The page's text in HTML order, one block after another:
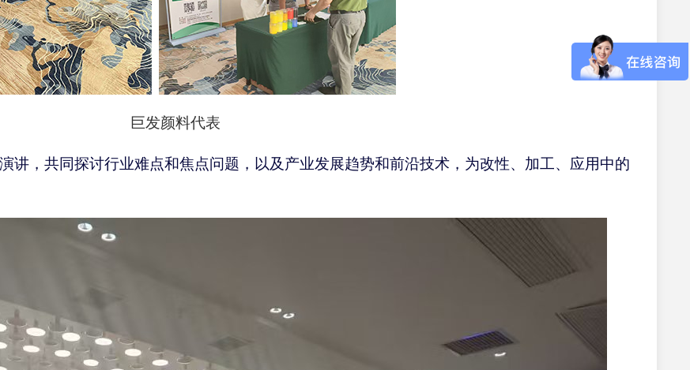
巨发颜料代表
讲，共同探讨行业难点和焦点问题，以及产业发展趋势和前沿技术，为改性、加工、应用中的